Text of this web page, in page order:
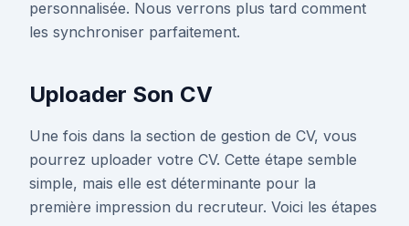
personnalisée. Nous verrons plus tard comment
les synchroniser parfaitement.
Uploader Son CV
Une fois dans la section de gestion de CV, vous
pourrez uploader votre CV. Cette étape semble
simple, mais elle est déterminante pour la
première impression du recruteur. Voici les étapes